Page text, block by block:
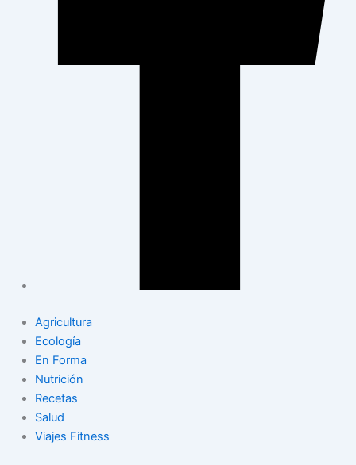
Agricultura
Ecología
En Forma
Nutrición
Recetas
Salud
Viajes Fitness